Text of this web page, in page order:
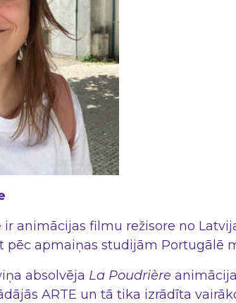
ir animācijas filmu režisore no
pēc apmaiņas studijām Portugālē
absolvēja La Poudrière
ARTE un tā tika izrādīta